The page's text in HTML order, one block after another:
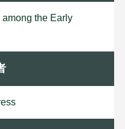
among the Early
ess